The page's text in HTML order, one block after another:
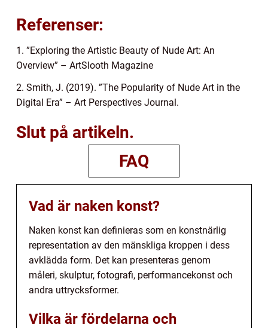
Referenser:
1. ”Exploring the Artistic Beauty of Nude Art: An
Overview” – ArtSlooth Magazine
2. Smith, J. (2019). ”The Popularity of Nude Art in the
Digital Era” – Art Perspectives Journal.
Slut på artikeln.
FAQ
Vad är naken konst?
Naken konst kan definieras som en konstnärlig
representation av den mänskliga kroppen i dess
avklädda form. Det kan presenteras genom
måleri, skulptur, fotografi, performancekonst och
andra uttrycksformer.
Vilka är fördelarna och